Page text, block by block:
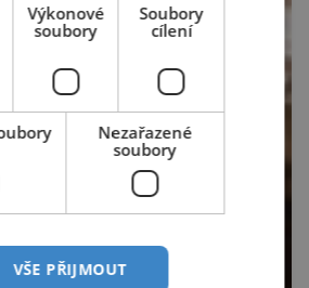
Výkonové
soubory
Soubory
cílení
Nezařazené
soubory
VŠE PŘIJMOUT